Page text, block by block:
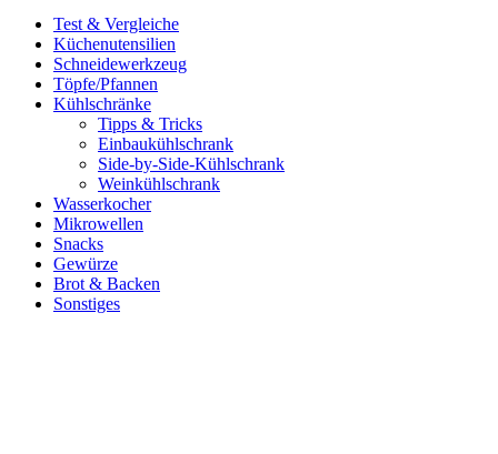
Test & Vergleiche
Küchenutensilien
Schneidewerkzeug
Töpfe/Pfannen
Kühlschränke
Tipps & Tricks
Einbaukühlschrank
Side-by-Side-Kühlschrank
Weinkühlschrank
Wasserkocher
Mikrowellen
Snacks
Gewürze
Brot & Backen
Sonstiges